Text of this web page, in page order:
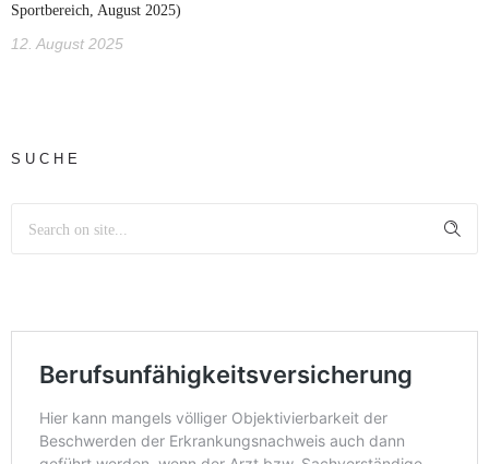
Sportbereich, August 2025)
12. August 2025
SUCHE